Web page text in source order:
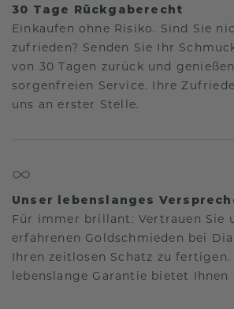
30 Tage Rückgaberecht
Einkaufen ohne Risiko. Sind Sie
zufrieden? Senden Sie Ihr
von 30 Tagen zurück und
sorgenfreien Service. Ihre
uns an erster Stelle.
Unser lebenslanges
Für immer brillant: Vertrauen Sie
erfahrenen Goldschmieden bei
Ihren zeitlosen Schatz zu fertigen.
lebenslange Garantie bietet Ihnen